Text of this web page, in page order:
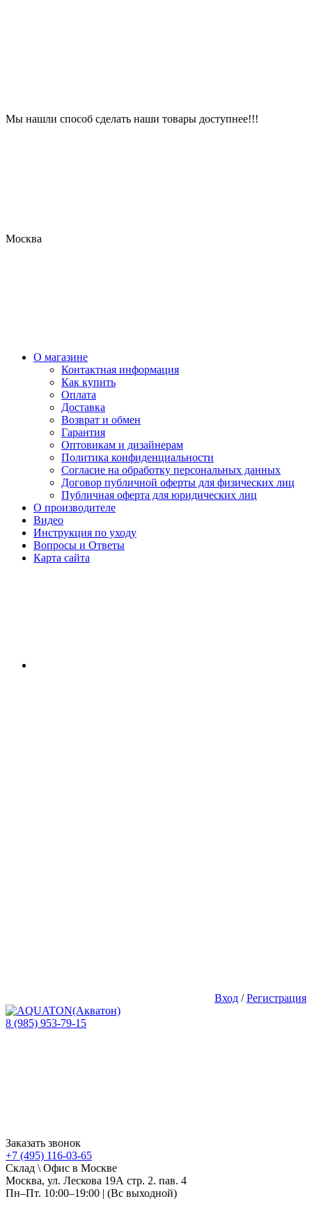
Мы нашли способ сделать наши товары доступнее!!!
Москва
О магазине
Контактная информация
Как купить
Оплата
Доставка
Возврат и обмен
Гарантия
Оптовикам и дизайнерам
Политика конфиденциальности
Согласие на обработку персональных данных
Договор публичной оферты для физических лиц
Публичная оферта для юридических лиц
О производителе
Видео
Инструкция по уходу
Вопросы и Ответы
Карта сайта
Вход /Регистрация
8 (985) 953-79-15
Заказать звонок
+7 (495) 116-03-65
Склад \ Офис в Москве
Москва, ул. Лескова 19А стр. 2. пав. 4
Пн–Пт. 10:00–19:00 | (Вс выходной)